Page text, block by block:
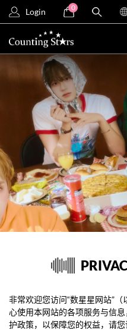
Login 0
非常欢迎您访问“数星星网站”
心使用本网站的各项服务与信
护政策，以保障您的权益，请您